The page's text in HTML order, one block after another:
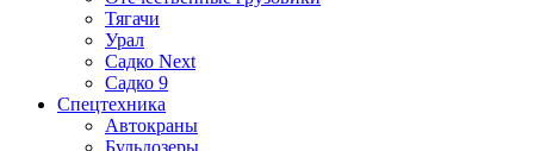
Тягачи
Урал
Садко Next
Садко 9
Спецтехника
Автокраны